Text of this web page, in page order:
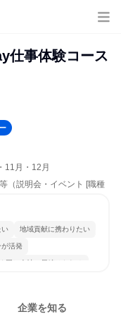
仕事体験コース
11月・12月
（説明会・イベント [職種
い 地域貢献に携わりたい
活発
同じ会社に居続けられる
企業を知る